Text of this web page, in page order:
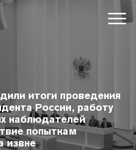
итоги проведения
России, работу
наблюдателей
попыткам
извне